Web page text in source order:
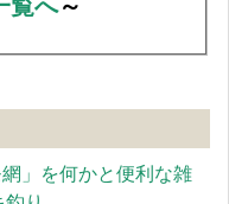
覧へ～
網」を何かと便利な雑